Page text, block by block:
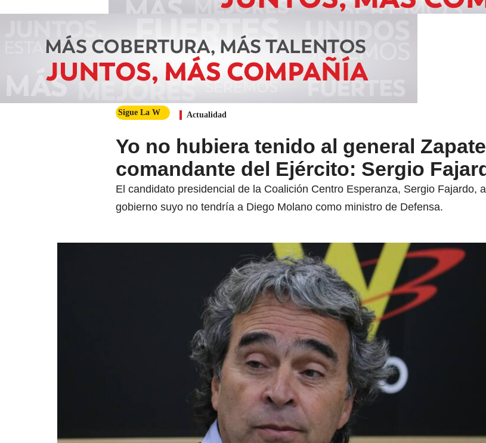
Sigue La W Actualidad
Yo no hubiera tenido al general
comandante del Ejército: Sergio
El candidato presidencial de la Coalición Centro Esperanza, Sergio Fajardo,
gobierno suyo no tendría a Diego Molano como ministro de Defensa.